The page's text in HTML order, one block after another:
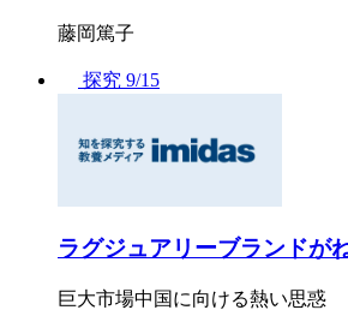
藤岡篤子
探究 9/15
ラグジュアリーブランドが
巨大市場中国に向ける熱い思惑